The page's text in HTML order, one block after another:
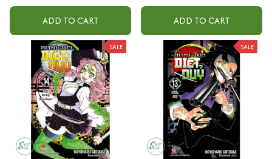
ADD TO CART ADD TO CART
SALE SALE